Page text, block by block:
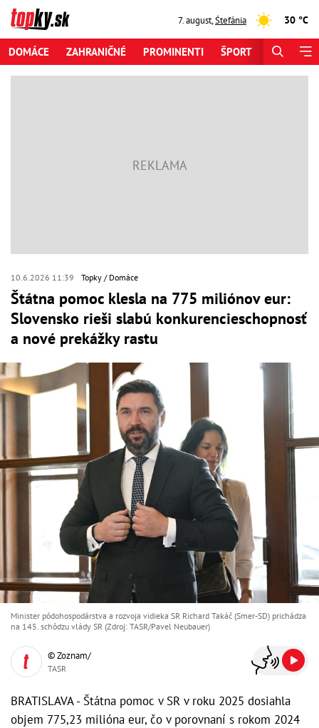
7. august,Štefánia 30 °C
DOMÁCE ZAHRANIČNÉ PROMINENTI ŠPORT
10.6.2026 11:39 Topky Domáce
Štátna pomoc klesla na 775 miliónov eur:
Slovensko rieši slabú konkurencieschopnosť
a nové prekážky rastu
Minister pôdohospodárstva a rozvoja vidieka SR Richard Takáč (Smer-SD) prichádza
na 145. schôdzu vlády SR (Zdroj: TASR/Pavel Neubauer)
© Zoznam/
TASR
BRATISLAVA - Štátna pomoc v SR v roku 2025 dosiahla
objem 775,23 milióna eur, čo v porovnaní s rokom 2024